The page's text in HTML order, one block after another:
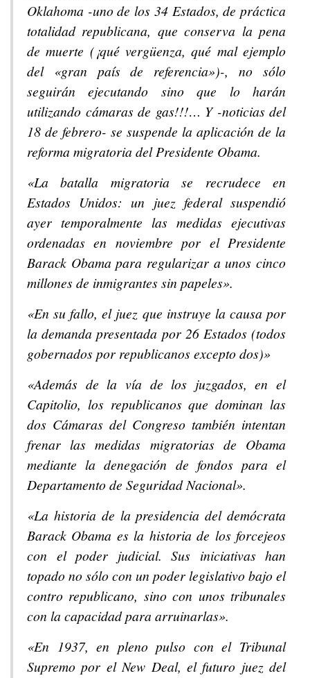
Oklahoma -uno de los 34 Estados, de práctica
totalidad republicana, que conserva la pena
de muerte (¡qué vergüenza, qué mal ejemplo
del «gran país de referencia»)-, no sólo
seguirán ejecutando sino que lo harán
utilizando cámaras de gas!!!… Y -noticias del
18 de febrero- se suspende la aplicación de la
reforma migratoria del Presidente Obama.
«La batalla migratoria se recrudece en
Estados Unidos: un juez federal suspendió
ayer temporalmente las medidas ejecutivas
ordenadas en noviembre por el Presidente
Barack Obama para regularizar a unos cinco
millones de inmigrantes sin papeles».
«En su fallo, el juez que instruye la causa por
la demanda presentada por 26 Estados (todos
gobernados por republicanos excepto dos)»
«Además de la vía de los juzgados, en el
Capitolio, los republicanos que dominan las
dos Cámaras del Congreso también intentan
frenar las medidas migratorias de Obama
mediante la denegación de fondos para el
Departamento de Seguridad Nacional».
«La historia de la presidencia del demócrata
Barack Obama es la historia de los forcejeos
con el poder judicial. Sus iniciativas han
topado no sólo con un poder legislativo bajo el
contro republicano, sino con unos tribunales
con la capacidad para arruinarlas».
«En 1937, en pleno pulso con el Tribunal
Supremo por el New Deal, el futuro juez del